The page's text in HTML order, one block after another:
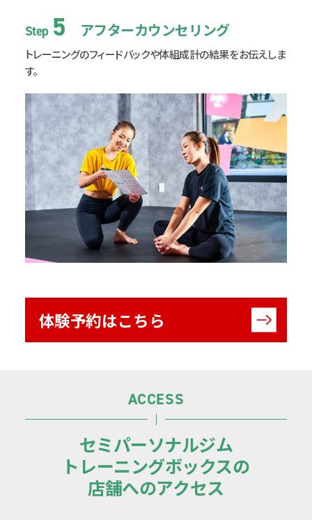
Step 5 アフターカウンセリング
トレーニングのフィードバックや体組成計の結果をお伝えしま
す。
体験予約はこちら
ACCESS
セミパーソナルジム
トレーニングボックスの
店舗へのアクセス